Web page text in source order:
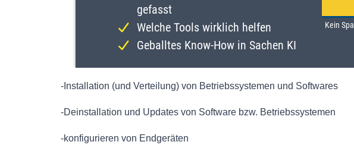
-Installation (und Verteilung) von Betriebssystemen und Softwares
-Deinstallation und Updates von Software bzw. Betriebssystemen
-konfigurieren von Endgeräten